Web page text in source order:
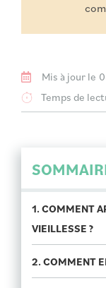
Mis à jour le
Temps de
1. COMMENT
VIEILLESSE ?
2. COMMENT